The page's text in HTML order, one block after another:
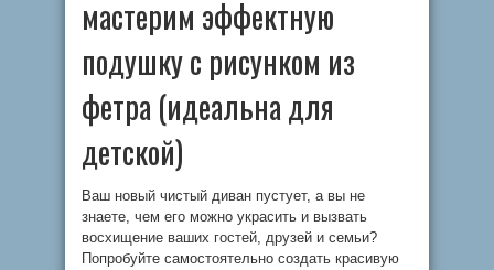
мастерим эффектную
подушку с рисунком из
фетра (идеальна для
детской)
Ваш новый чистый диван пустует, а вы не
знаете, чем его можно украсить и вызвать
восхищение ваших гостей, друзей и семьи?
Попробуйте самостоятельно создать красивую